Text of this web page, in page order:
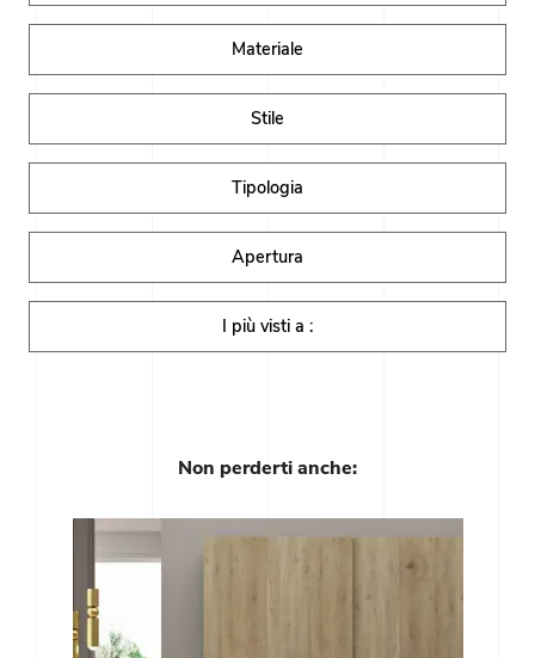
Materiale
Stile
Tipologia
Apertura
I più visti a :
Non perderti anche: